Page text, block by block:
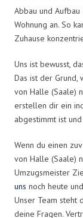
Abbau und
Wohnung an. So
Zuhause
Uns ist bewusst,
Das ist der
von Halle (Saale)
erstellen dir ein
abgestimmt ist
Wenn du einen
von Halle (Saale)
Umzugsmeister
uns noch heute
Unser Team steht
deine Fragen.